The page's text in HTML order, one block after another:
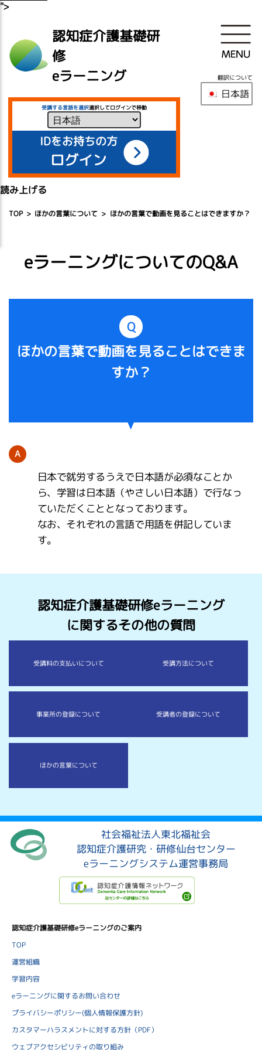
">
認知症介護基礎研
修
eラーニング
受講する言語を選択選択してログインで移動
IDをお持ちの方
ログイン
読み上げる
翻訳について
日本語
TOP ほかの言葉について ほかの言葉で動画を見ることはできますか？
eラーニングについてのQ&A
Q
ほかの言葉で動画を見ることはできま
すか？
A
日本で就労するうえで日本語が必須なことか
ら、学習は日本語（やさしい日本語）で行なっ
ていただくこととなっております。
なお、それぞれの言語で用語を併記していま
す。
認知症介護基礎研修eラーニング
に関するその他の質問
受講料の支払いについて 受講方法について
事業所の登録について 受講者の登録について
ほかの言葉について
社会福祉法人東北福祉会
認知症介護研究・研修仙台センター
eラーニングシステム運営事務局
認知症介護基礎研修eラーニングのご案内
TOP
運営組織
学習内容
eラーニングに関するお問い合わせ
プライバシーポリシー(個人情報保護方針)
カスタマーハラスメントに対する方針（PDF）
ウェブアクセシビリティの取り組み